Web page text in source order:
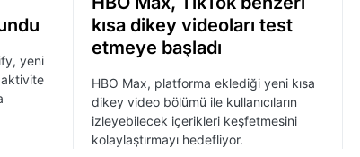
yeni
aktivite
kısa dikey videoları test
etmeye başladı
HBO Max, platforma eklediği yeni kısa
dikey video bölümü ile kullanıcıların
izleyebilecek içerikleri keşfetmesini
kolaylaştırmayı hedefliyor.